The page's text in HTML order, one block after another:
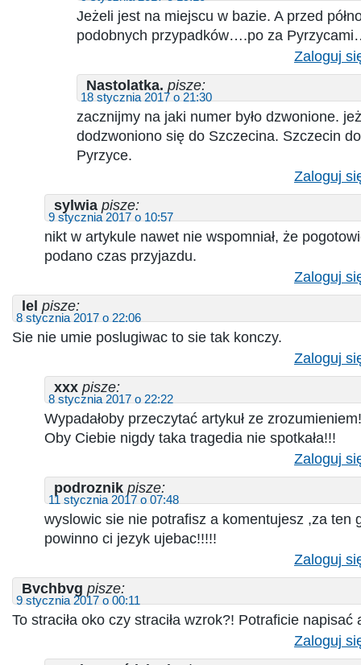
Jeżeli jest na miejscu w bazie. A przed
podobnych przypadków….po za
Zaloguj
Nastolatka. pisze:
18 stycznia 2017 o 21:30
zacznijmy na jaki numer było dzwonione.
dodzwoniono się do Szczecina. Szczecin
Pyrzyce.
Zaloguj
sylwia pisze:
9 stycznia 2017 o 10:57
nikt w artykule nawet nie wspomniał, że
podano czas przyjazdu.
Zaloguj
lel pisze:
8 stycznia 2017 o 22:06
Sie nie umie poslugiwac to sie tak konczy.
Zaloguj
xxx pisze:
8 stycznia 2017 o 22:22
Wypadałoby przeczytać artykuł ze
Oby Ciebie nigdy taka tragedia nie spotkała!!!
Zaloguj
podroznik pisze:
11 stycznia 2017 o 07:48
wyslowic sie nie potrafisz a komentujesz ,za ten
powinno ci jezyk ujebac!!!!!
Zaloguj
Bvchbvg pisze:
9 stycznia 2017 o 00:11
To straciła oko czy straciła wzrok?! Potraficie napisać
Zaloguj